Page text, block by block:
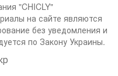
"CHICLY"
на сайте являются
без уведомления и
по Закону Украины.